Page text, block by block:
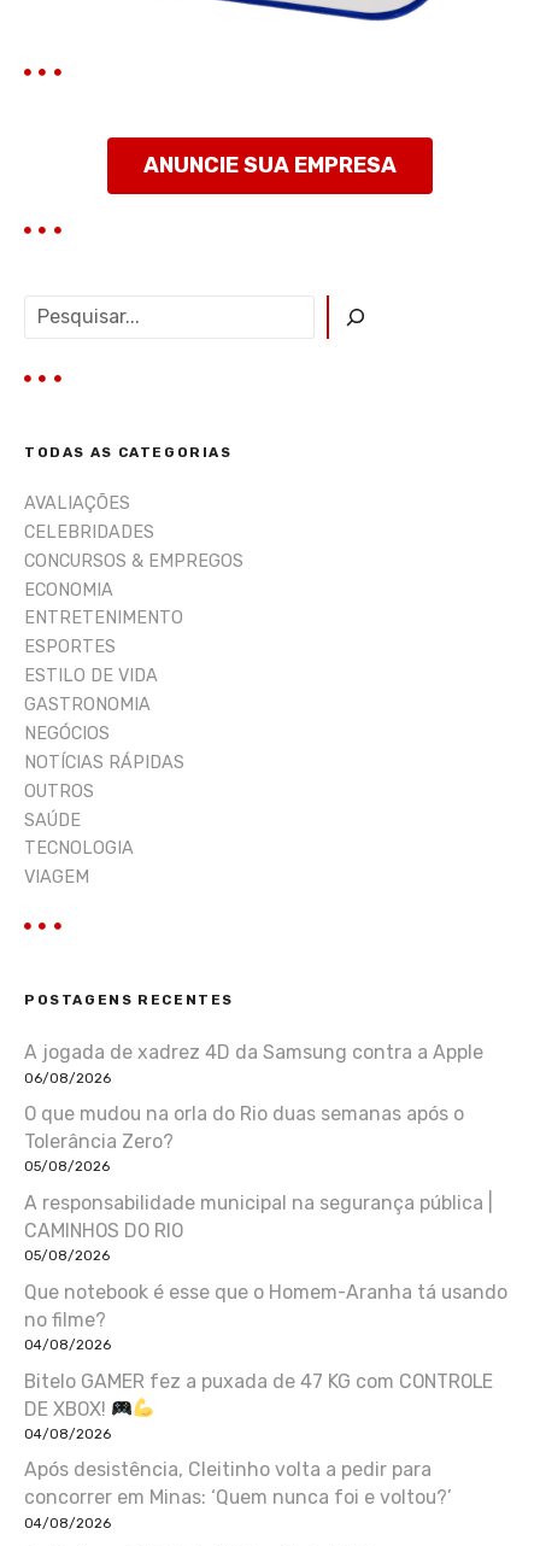
t
ANUNCIE SUA EMPRESA
q
s
r
TODAS AS CATEGORIAS
AVALIAÇÕES
CELEBRIDADES
CONCURSOS & EMPREGOS
ECONOMIA
ENTRETENIMENTO
ESPORTES
ESTILO DE VIDA
GASTRONOMIA
NEGÓCIOS
NOTÍCIAS RÁPIDAS
OUTROS
SAÚDE
TECNOLOGIA
VIAGEM
POSTAGENS RECENTES
A jogada de xadrez 4D da Samsung contra a Apple
06/08/2026
O que mudou na orla do Rio duas semanas após o
Tolerância Zero?
05/08/2026
A responsabilidade municipal na segurança pública |
CAMINHOS DO RIO
05/08/2026
Que notebook é esse que o Homem-Aranha tá usando
no filme?
04/08/2026
Bitelo GAMER fez a puxada de 47 KG com CONTROLE
DE XBOX!
04/08/2026
Após desistência, Cleitinho volta a pedir para
concorrer em Minas: ‘Quem nunca foi e voltou?’
04/08/2026